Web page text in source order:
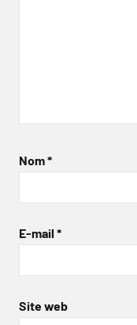
Nom*
E-mail *
Site web